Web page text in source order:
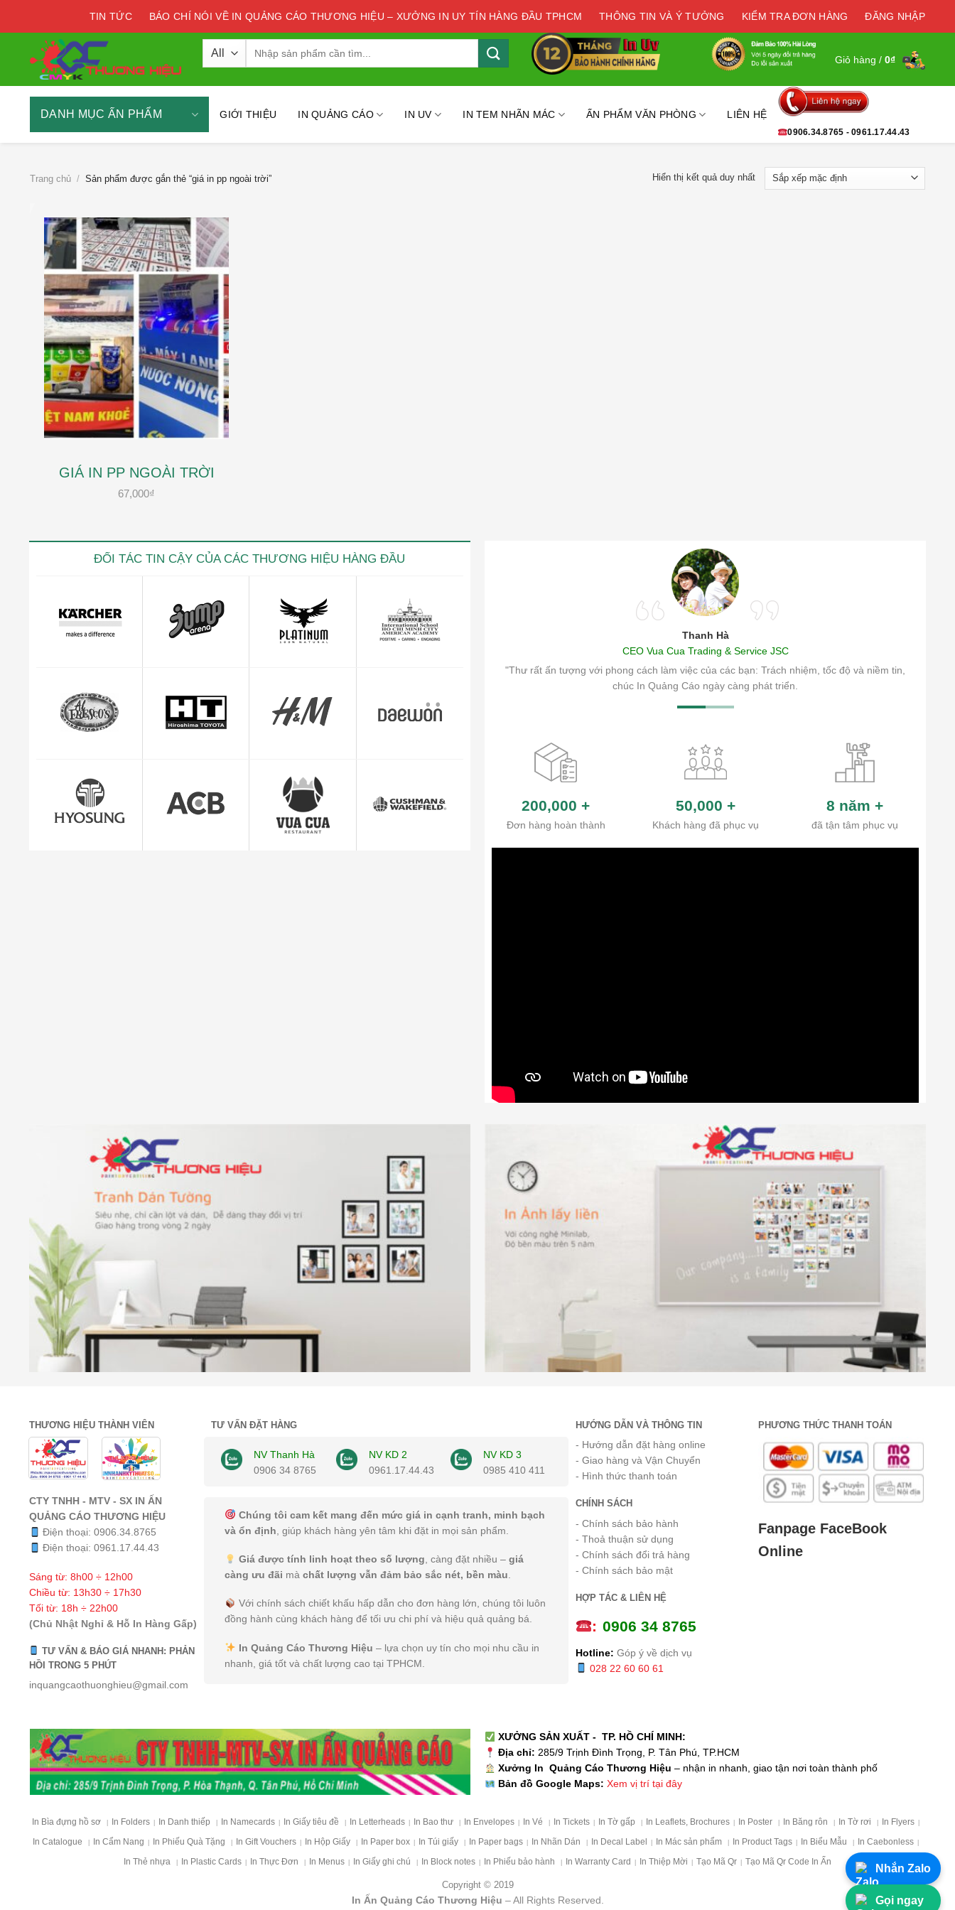
TIN TỨC BÁO CHÍ NÓI VỀ IN QUẢNG CÁO THƯƠNG HIỆU – XƯỞNG IN UY TÍN HÀNG ĐẦU TPHCM THÔNG TIN VÀ Ý TƯỞNG KIỂM TRA ĐƠN HÀNG ĐĂNG NHẬP
Giỏ hàng / 0₫
DANH MỤC ẤN PHẨM GIỚI THIỆU IN QUẢNG CÁO IN UV IN TEM NHÃN MÁC ẤN PHẨM VĂN PHÒNG LIÊN HỆ
0906.34.8765 - 0961.17.44.43
Trang chủ / Sản phẩm được gắn thẻ “giá in pp ngoài trời” Hiển thị kết quả duy nhất
GIÁ IN PP NGOÀI TRỜI
67,000₫
ĐỐI TÁC TIN CẬY CỦA CÁC THƯƠNG HIỆU HÀNG ĐẦU
Thanh Hà
CEO Vua Cua Trading & Service JSC
"Thư rất ấn tượng với phong cách làm việc của các bạn: Trách nhiệm, tốc độ và niềm tin,
chúc In Quảng Cáo ngày càng phát triển.
Kevin trọng
200,000 +
Đơn hàng hoàn thành
50,000 +
Khách hàng đã phục vụ
8 năm +
đã tận tâm phục vụ
THƯƠNG HIỆU THÀNH VIÊN
CTY TNHH - MTV - SX IN ẤN
QUẢNG CÁO THƯƠNG HIỆU
Điện thoại:0906.34.8765
Điện thoại:0961.17.44.43
Sáng từ: 8h00 ÷ 12h00
Chiều từ: 13h30 ÷ 17h30
Tối từ: 18h ÷ 22h00
(Chủ Nhật Nghỉ & Hỗ In Hàng Gấp)
TƯ VẤN & BÁO GIÁ NHANH: PHẢN
HỒI TRONG 5 PHÚT
inquangcaothuonghieu@gmail.com
TƯ VẤN ĐẶT HÀNG
NV Thanh Hà
0906 34 8765
NV KD 2
0961.17.44.43
NV KD 3
0985 410 411
Chúng tôi cam kết mang đến mức giá in cạnh tranh, minh bạch
và ổn định , giúp khách hàng yên tâm khi đặt in mọi sản phẩm.
Giá được tính linh hoạt theo số lượng, càng đặt nhiều – giá
càng ưu đãi màchất lượng vẫn đảm bảo sắc nét, bền màu.
Với chính sách chiết khấu hấp dẫn cho đơn hàng lớn, chúng tôi luôn
đồng hành cùng khách hàng để tối ưu chi phí và hiệu quả quảng bá.
In Quảng Cáo Thương Hiệu – lựa chọn uy tín cho mọi nhu cầu in
nhanh, giá tốt và chất lượng cao tại TPHCM.
HƯỚNG DẪN VÀ THÔNG TIN
- Hướng dẫn đặt hàng online
- Giao hàng và Vận Chuyển
- Hình thức thanh toán
CHÍNH SÁCH
- Chính sách bảo hành
- Thoả thuận sử dụng
- Chính sách đổi trả hàng
- Chính sách bảo mật
HỢP TÁC & LIÊN HỆ
: 0906 34 8765
Hotline: Góp ý về dịch vụ
028 22 60 60 61
PHƯƠNG THỨC THANH TOÁN
Fanpage FaceBook
Online
XƯỞNG SẢN XUẤT - TP. HỒ CHÍ MINH:
Địa chỉ: 285/9 Trịnh Đình Trọng, P. Tân Phú, TP.HCM
Xưởng In Quảng Cáo Thương Hiệu – nhận in nhanh, giao tận nơi toàn thành phố
Bản đồ Google Maps: Xem vị trí tại đây
In Bìa đựng hồ sơ In Folders In Danh thiếp In Namecards In Giấy tiêu đề In Letterheads In Bao thư In Envelopes In Vé In Tickets In Tờ gấp In Leaflets, Brochures In Poster In Băng rôn In Tờ rơi In Flyers
In Catalogue In Cẩm Nang In Phiếu Quà Tặng In Gift Vouchers In Hộp Giấy In Paper box In Túi giấy In Paper bags In Nhãn Dán In Decal Label In Mác sản phẩm In Product Tags In Biểu Mẫu In Caebonless
In Thẻ nhựa In Plastic Cards In Thực Đơn In Menus In Giấy ghi chú In Block notes In Phiếu bảo hành In Warranty Card In Thiệp Mời Tạo Mã Qr Tạo Mã Qr Code In Ấn
Copyright © 2019
In Ấn Quảng Cáo Thương Hiệu – All Rights Reserved.
Nhắn Zalo
Gọi ngay